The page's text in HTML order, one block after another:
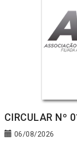
CIRCULAR Nº
06/08/2026